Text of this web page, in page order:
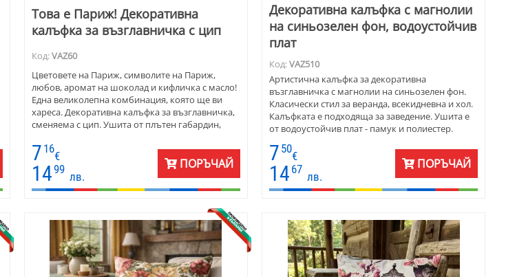
Това е Париж! Декоративна
калъфка за възглавничка с цип
Код:VAZ60
Цветовете на Париж, символите на Париж,
любов, аромат на шоколад и кифличка с масло!
Една великолепна комбинация, която ще ви
хареса. Декоративна калъфка за възглавничка,
сменяема с цип. Ушита от плътен габардин,
формата не се променят.
7 16
€
1499
лв.
ПОРЪЧАЙ
Декоративна калъфка с магнолии
на синьозелен фон, водоустойчив
плат
Код:VAZ510
Артистична калъфка за декоративна
възглавничка с магнолии на синьозелен фон.
Класически стил за веранда, всекидневна и хол.
Калъфката е подходяща за заведение. Ушита е
от водоустойчив плат - памук и полиестер.
Размерите на калъфката са подходящи за
декоративна възглавничка 40х40 см. Сменя се с
цип в долния ръб на калъфката.
7 50
€
14 67
лв.
ПОРЪЧАЙ